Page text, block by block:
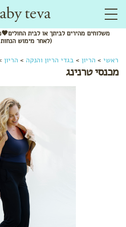
משלוחיםמהיריםלביתך או לבית
(לאחר מימוש
לפי
קטגוריה
ראשי > הריון > בגדי הריון והנקה > הריון
מכנסי טרנינג